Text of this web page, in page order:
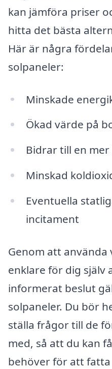
kan jämföra priser
hitta det bästa
Här är några
solpaneler:
Minskade
Ökad värde på
Bidrar till en
Minskad
Eventuella
incitament
Genom att
enklare för dig själv
informerat beslut
solpaneler. Du bör
ställa frågor till de
med, så att du kan
behöver för att